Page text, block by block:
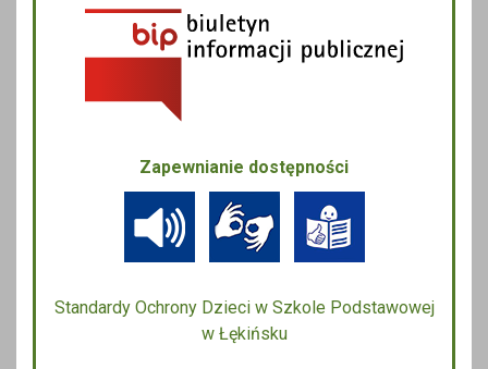
Zapewnianie dostępności
Standardy Ochrony Dzieci w Szkole Podstawowej
w Łękińsku